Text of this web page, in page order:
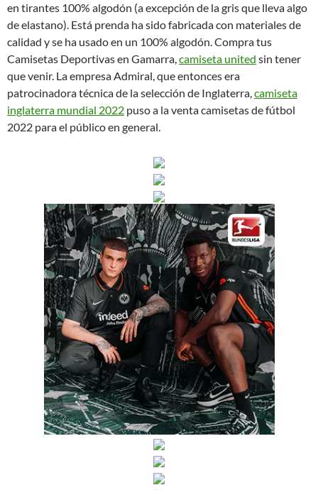
en tirantes 100% algodón (a excepción de la gris que lleva algo
de elastano). Está prenda ha sido fabricada con materiales de
calidad y se ha usado en un 100% algodón. Compra tus
Camisetas Deportivas en Gamarra,camiseta united sin tener
que venir. La empresa Admiral, que entonces era
patrocinadora técnica de la selección de Inglaterra,camiseta
inglaterra mundial 2022 puso a la venta camisetas de fútbol
2022 para el público en general.